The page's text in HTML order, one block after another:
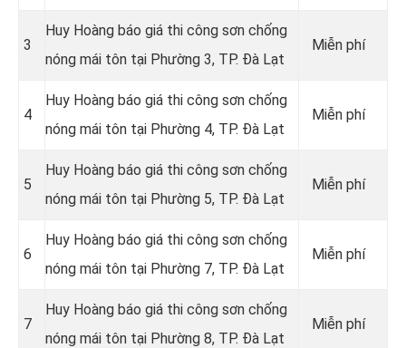
3
Huy Hoàng báo giá thi công sơn chống
nóng mái tôn tại Phường 3, TP. Đà Lạt
Miễn phí
4
Huy Hoàng báo giá thi công sơn chống
nóng mái tôn tại Phường 4, TP. Đà Lạt
Miễn phí
5
Huy Hoàng báo giá thi công sơn chống
nóng mái tôn tại Phường 5, TP. Đà Lạt
Miễn phí
6
Huy Hoàng báo giá thi công sơn chống
nóng mái tôn tại Phường 7, TP. Đà Lạt
Miễn phí
7
Huy Hoàng báo giá thi công sơn chống
nóng mái tôn tại Phường 8, TP. Đà Lạt
Miễn phí